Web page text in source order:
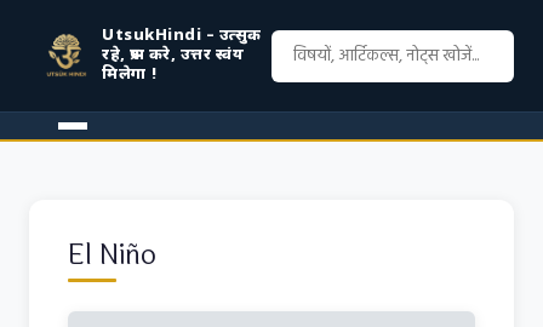
UtsukHindi – उत्सुक
रहे, प्रश्न करे, उत्तर स्वंय
मिलेगा !
El Niño